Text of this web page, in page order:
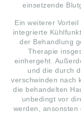
einsetzende
Ein weiterer
integrierte
der Behandlung
Therapie
einhergeht.
und die durch
verschwinden nach
die behandelten
unbedingt vor
werden, ansonsten